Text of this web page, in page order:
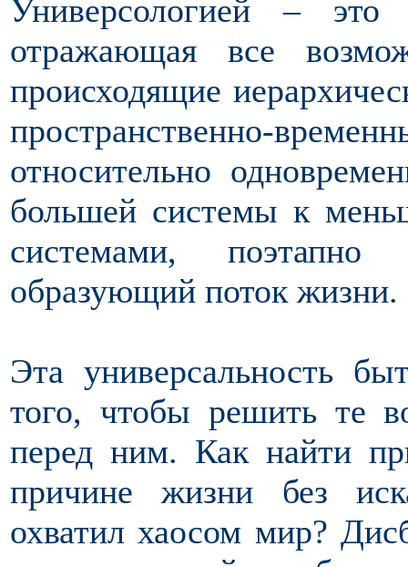
Универсологией – это
отражающая все
происходящие
пространственно-
относительно
большей системы к
системами,
образующий поток жизни.
Эта универсальность
того, чтобы решить те
перед ним. Как найти
причине жизни без
охватил хаосом мир?